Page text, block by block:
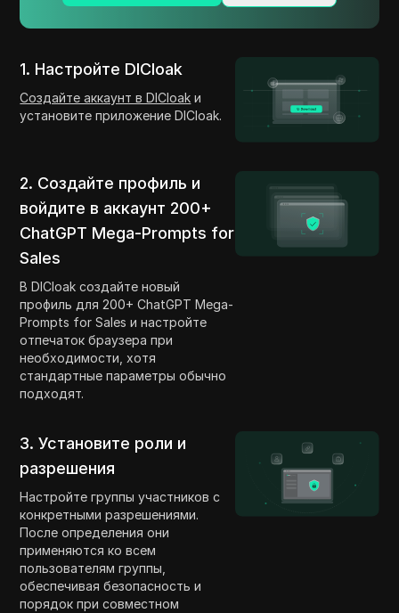
1. Настройте DICloak
Создайте аккаунт в DICloak и
установите приложение DICloak.
2. Создайте профиль и
войдите в аккаунт 200+
ChatGPT Mega-Prompts for
Sales
В DICloak создайте новый
профиль для 200+ ChatGPT Mega-
Prompts for Sales и настройте
отпечаток браузера при
необходимости, хотя
стандартные параметры обычно
подходят.
3. Установите роли и
разрешения
Настройте группы участников с
конкретными разрешениями.
После определения они
применяются ко всем
пользователям группы,
обеспечивая безопасность и
порядок при совместном